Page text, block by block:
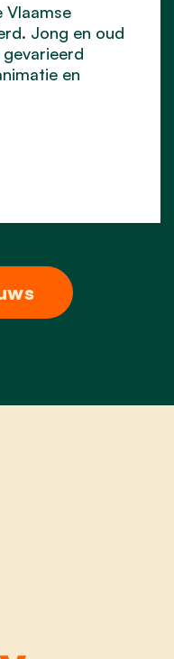
Vlaamse
Jong en oud
en